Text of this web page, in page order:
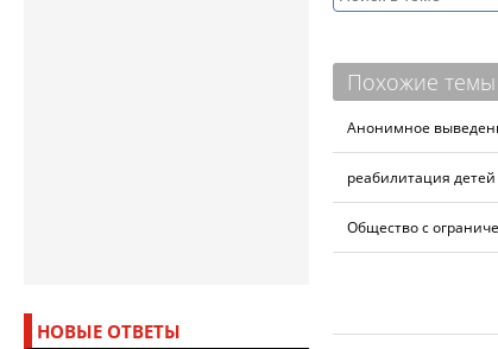
НОВЫЕ ОТВЕТЫ
Похожие темы
Анонимное
реабилитация детей
Общество с